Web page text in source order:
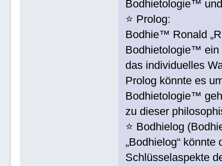
Bodhietologie™
⭐️ Prolog:
Bodhie™ Ronald
Bodhietologie™ ein
das individuelles
Prolog könnte es
Bodhietologie™
zu dieser
⭐️ Bodhielog
„Bodhielog“
Schlüsselaspekte